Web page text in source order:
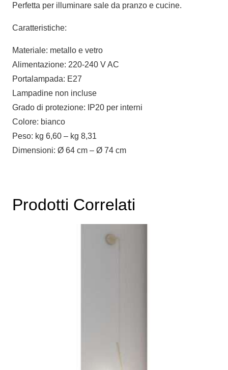
Perfetta per illuminare sale da pranzo e cucine.
Caratteristiche:
Materiale: metallo e vetro
Alimentazione: 220-240 V AC
Portalampada: E27
Lampadine non incluse
Grado di protezione: IP20 per interni
Colore: bianco
Peso: kg 6,60 – kg 8,31
Dimensioni: Ø 64 cm – Ø 74 cm
Prodotti Correlati